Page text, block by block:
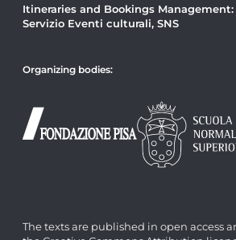
Itineraries and Bookings Management:
Servizio Eventi culturali, SNS
Organizing bodies:
The texts are published in open access